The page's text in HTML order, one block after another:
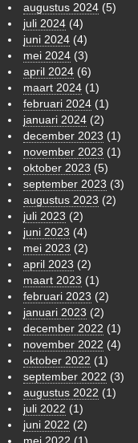
augustus 2024 (5)
juli 2024 (4)
juni 2024 (4)
mei 2024 (3)
april 2024 (6)
maart 2024 (1)
februari 2024 (1)
januari 2024 (2)
december 2023 (1)
november 2023 (1)
oktober 2023 (5)
september 2023 (3)
augustus 2023 (2)
juli 2023 (2)
juni 2023 (4)
mei 2023 (2)
april 2023 (2)
maart 2023 (1)
februari 2023 (2)
januari 2023 (2)
december 2022 (1)
november 2022 (4)
oktober 2022 (1)
september 2022 (3)
augustus 2022 (1)
juli 2022 (1)
juni 2022 (2)